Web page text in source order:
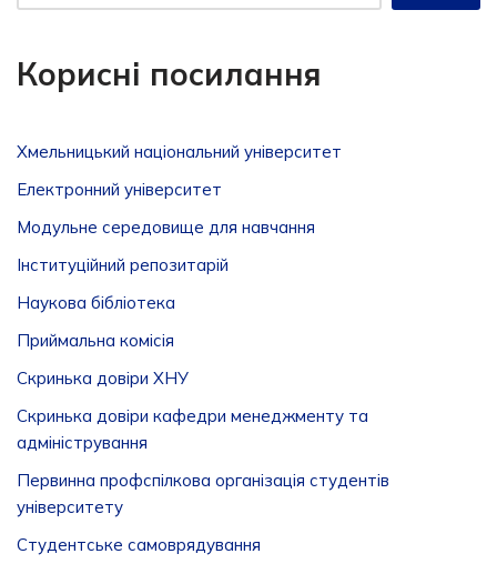
Корисні посилання
Хмельницький національний університет
Електронний університет
Модульне середовище для навчання
Інституційний репозитарій
Наукова бібліотека
Приймальна комісія
Скринька довіри ХНУ
Скринька довіри кафедри менеджменту та
адміністрування
Первинна профспілкова організація студентів
університету
Студентське самоврядування